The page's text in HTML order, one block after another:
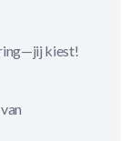
kiest!